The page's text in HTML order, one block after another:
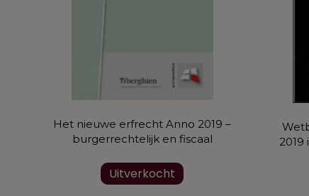
Het nieuwe erfrecht Anno 2019 –
burgerrechtelijk en fiscaal
Uitverkocht